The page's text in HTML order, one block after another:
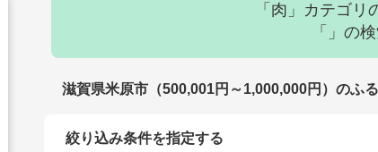
「肉」カテゴリ
「」の
滋賀県米原市（500,001円～1,000,000円）のふ
絞り込み条件を指定する